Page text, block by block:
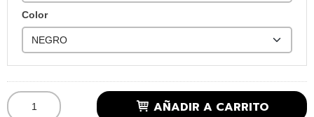
Color
AÑADIR A CARRITO